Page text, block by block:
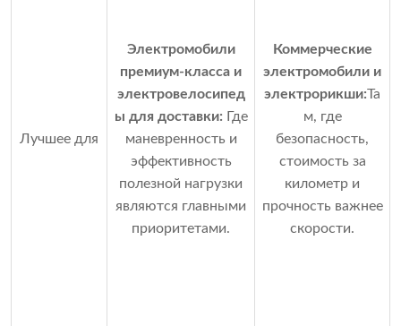
Лучшее для
Электромобили
премиум-класса и
электровелосипед
ы для доставки: Где
маневренность и
эффективность
полезной нагрузки
являются главными
приоритетами.
Коммерческие
электромобили и
электрорикши:Та
м, где
безопасность,
стоимость за
километр и
прочность важнее
скорости.